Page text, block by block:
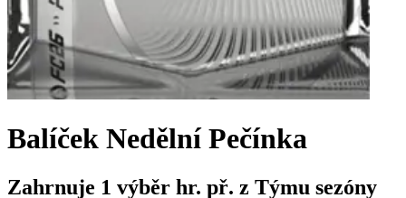
Balíček Nedělní Pečínka
Zahrnuje 1 výběr hr. př. z Týmu sezóny